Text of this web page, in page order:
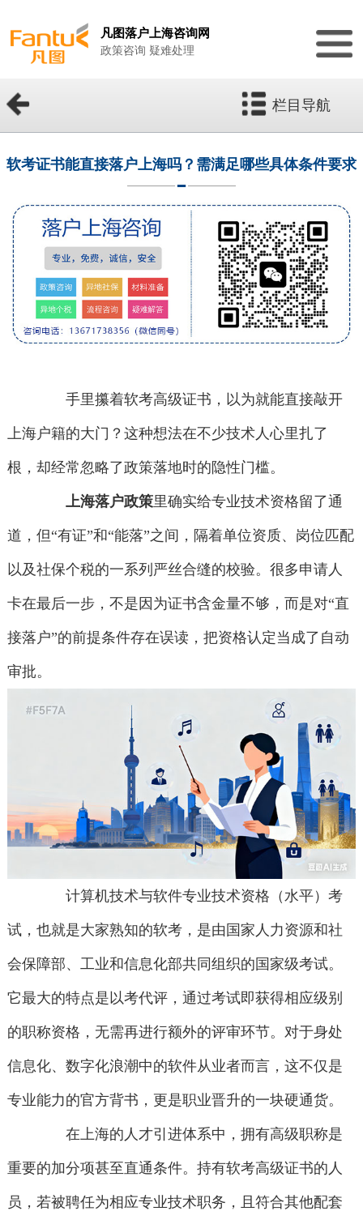
凡图落户上海咨询网
政策咨询 疑难处理
栏目导航
软考证书能直接落户上海吗？需满足哪些具体条件要求
手里攥着软考高级证书，以为就能直接敲开
上海户籍的大门？这种想法在不少技术人心里扎了
根，却经常忽略了政策落地时的隐性门槛。
上海落户政策里确实给专业技术资格留了通
道，但“有证”和“能落”之间，隔着单位资质、岗位匹配
以及社保个税的一系列严丝合缝的校验。很多申请人
卡在最后一步，不是因为证书含金量不够，而是对“直
接落户”的前提条件存在误读，把资格认定当成了自动
审批。
计算机技术与软件专业技术资格（水平）考
试，也就是大家熟知的软考，是由国家人力资源和社
会保障部、工业和信息化部共同组织的国家级考试。
它最大的特点是以考代评，通过考试即获得相应级别
的职称资格，无需再进行额外的评审环节。对于身处
信息化、数字化浪潮中的软件从业者而言，这不仅是
专业能力的官方背书，更是职业晋升的一块硬通货。
在上海的人才引进体系中，拥有高级职称是
重要的加分项甚至直通条件。持有软考高级证书的人
员，若被聘任为相应专业技术职务，且符合其他配套